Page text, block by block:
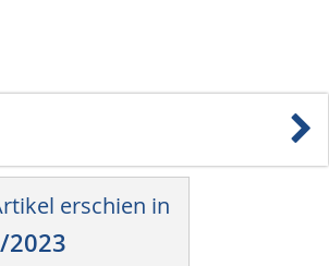
erschien in
2023